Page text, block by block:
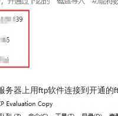
务器上用ftp软件连接到开通